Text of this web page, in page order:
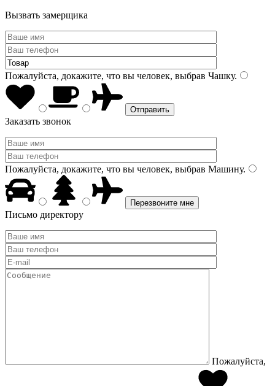
Вызвать замерщика
Пожалуйста, докажите, что вы человек, выбрав Чашку.
Заказать звонок
Пожалуйста, докажите, что вы человек, выбрав Машину.
Письмо директору
Пожалуйста,